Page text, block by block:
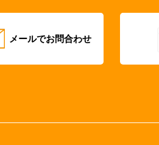
メールでお問合わせ